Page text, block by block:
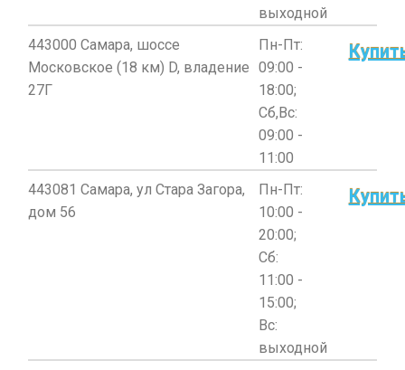
выходной
443000 Самара, шоссе
Московское (18 км) D, владение
27Г
Пн-Пт:
09:00 -
18:00;
Сб,Вс:
09:00 -
11:00
443081 Самара, ул Стара Загора,
дом 56
Пн-Пт:
10:00 -
20:00;
Сб:
11:00 -
15:00;
Вс:
выходной